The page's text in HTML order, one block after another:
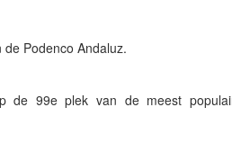
Podenco Andaluz.
de 99e plek van de meest